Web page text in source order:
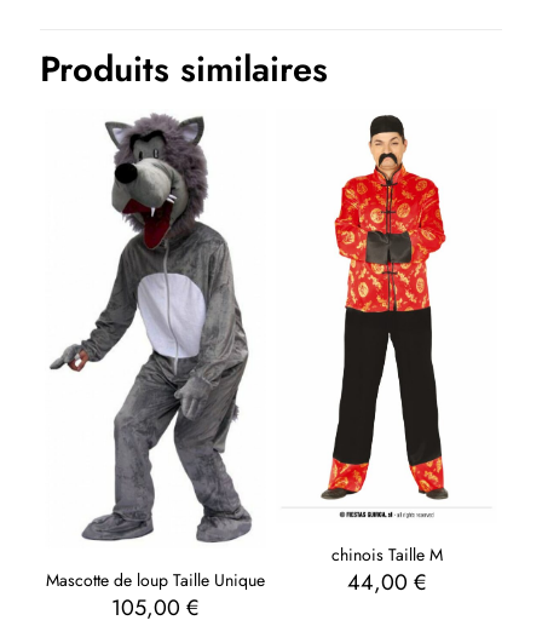
Produits similaires
Mascotte de loup Taille Unique
105,00€
chinois Taille M
44,00 €